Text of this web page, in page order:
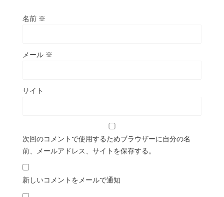
名前 ※
メール ※
サイト
次回のコメントで使用するためブラウザーに自分の名
前、メールアドレス、サイトを保存する。
新しいコメントをメールで通知